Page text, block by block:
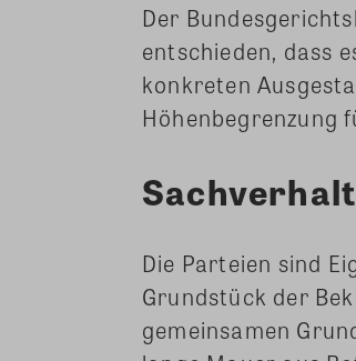
Der
entschieden, dass
konkreten
Höhenbegrenzung
Die Parteien sind
Grundstück der
gemeinsamen